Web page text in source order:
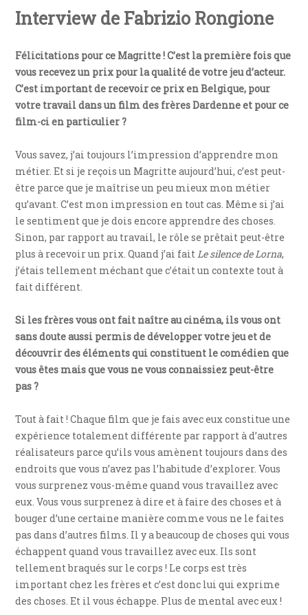
Interview de Fabrizio Rongione
Félicitations pour ce Magritte ! C’est la première fois que
vous recevez un prix pour la qualité de votre jeu d’acteur.
C’est important de recevoir ce prix en Belgique, pour
votre travail dans un film des frères Dardenne et pour ce
film-ci en particulier ?
Vous savez, j’ai toujours l’impression d’apprendre mon
métier. Et si je reçois un Magritte aujourd’hui, c’est peut-
être parce que je maîtrise un peu mieux mon métier
qu’avant. C’est mon impression en tout cas. Même si j’ai
le sentiment que je dois encore apprendre des choses.
Sinon, par rapport au travail, le rôle se prêtait peut-être
plus à recevoir un prix. Quand j’ai faitLe silence de Lorna,
j’étais tellement méchant que c’était un contexte tout à
fait différent.
Si les frères vous ont fait naître au cinéma, ils vous ont
sans doute aussi permis de développer votre jeu et de
découvrir des éléments qui constituent le comédien que
vous êtes mais que vous ne vous connaissiez peut-être
pas ?
Tout à fait ! Chaque film que je fais avec eux constitue une
expérience totalement différente par rapport à d’autres
réalisateurs parce qu’ils vous amènent toujours dans des
endroits que vous n’avez pas l’habitude d’explorer. Vous
vous surprenez vous-même quand vous travaillez avec
eux. Vous vous surprenez à dire et à faire des choses et à
bouger d’une certaine manière comme vous ne le faites
pas dans d’autres films. Il y a beaucoup de choses qui vous
échappent quand vous travaillez avec eux. Ils sont
tellement braqués sur le corps ! Le corps est très
important chez les frères et c’est donc lui qui exprime
des choses. Et il vous échappe. Plus de mental avec eux !